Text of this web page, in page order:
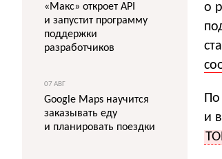
о
По
и
«Макс» откроет API
и запустит программу
поддержки
разработчиков
07 АВГ
Google Maps научится
заказывать еду
и планировать поездки